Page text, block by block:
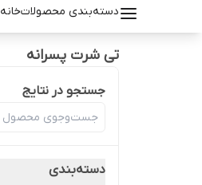
دسته‌بندی محصولاتخانه
تی شرت پسرانه
جستجو در نتایج
دسته‌بندی